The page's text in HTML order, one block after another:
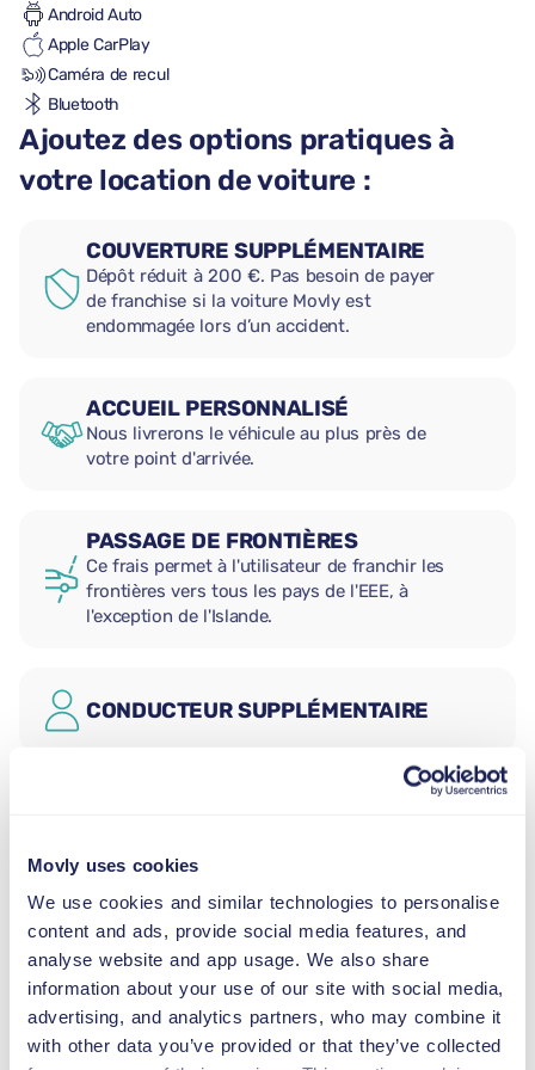
Movly uses cookies
We use cookies and similar technologies to personalise
content and ads, provide social media features, and
analyse website and app usage. We also share
information about your use of our site with social media,
advertising, and analytics partners, who may combine it
with other data you’ve provided or that they’ve collected
Android Auto
Apple CarPlay
Caméra de recul
Bluetooth
Ajoutez des options pratiques à
votre location de voiture :
COUVERTURE SUPPLÉMENTAIRE
Dépôt réduit à 200 €. Pas besoin de payer
de franchise si la voiture Movly est
endommagée lors d’un accident.
ACCUEIL PERSONNALISÉ
Nous livrerons le véhicule au plus près de
votre point d'arrivée.
PASSAGE DE FRONTIÈRES
Ce frais permet à l'utilisateur de franchir les
frontières vers tous les pays de l'EEE, à
l'exception de l'Islande.
CONDUCTEUR SUPPLÉMENTAIRE
SIÈGE AUTO ENFANT
9–18 kg
REHAUSSEUR
15–36 kg